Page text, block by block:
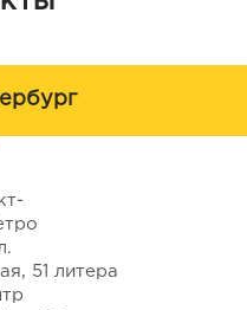
51 литера